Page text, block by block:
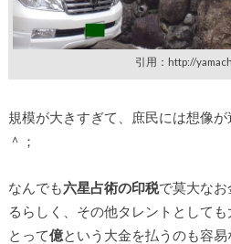
引用：http://
規模が大きすぎて、庶民には想像
＾；
なんでも六星占術の印税で莫大な
るらしく、その他タレントとして
とって億という大金を払うのも容易